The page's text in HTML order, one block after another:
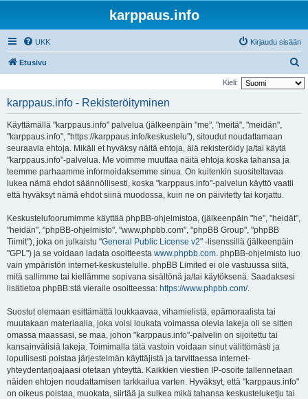
karppaus.info
UKK Kirjaudu sisään
Etusivu
t
Kieli:
karppaus.info - Rekisteröityminen
Käyttämällä "karppaus.info" palvelua (jälkeenpäin "me", "meitä", "meidän",
"karppaus.info", "https://karppaus.info/keskustelu"), sitoudut noudattamaan
seuraavia ehtoja. Mikäli et hyväksy näitä ehtoja, älä rekisteröidy ja/tai käytä
"karppaus.info"-palvelua. Me voimme muuttaa näitä ehtoja koska tahansa ja
teemme parhaamme informoidaksemme sinua. On kuitenkin suositeltavaa
lukea nämä ehdot säännöllisesti, koska "karppaus.info"-palvelun käyttö vaatii
että hyväksyt nämä ehdot siinä muodossa, kuin ne on päivitetty tai korjattu.
Keskustelufoorumimme käyttää phpBB-ohjelmistoa, (jälkeenpäin "he", "heidät",
"heidän", "phpBB-ohjelmisto", "www.phpbb.com", "phpBB Group", "phpBB
Tiimit"), joka on julkaistu "General Public License v2" -lisenssillä (jälkeenpäin
"GPL") ja se voidaan ladata osoitteesta www.phpbb.com. phpBB-ohjelmisto luo
vain ympäristön internet-keskustelulle. phpBB Limited ei ole vastuussa siitä,
mitä sallimme tai kiellämme sopivana sisältönä ja/tai käytöksenä. Saadaksesi
lisätietoa phpBB:stä vieraile osoitteessa: https://www.phpbb.com/.
Suostut olemaan esittämättä loukkaavaa, vihamielistä, epämoraalista tai
muutakaan materiaalia, joka voisi loukata voimassa olevia lakeja oli se sitten
omassa maassasi, se maa, johon "karppaus.info"-palvelin on sijoitettu tai
kansainvälisiä lakeja. Toimimalla tätä vastoin voidaan sinut välittömästi ja
lopullisesti poistaa järjestelmän käyttäjistä ja tarvittaessa internet-
yhteydentarjoajaasi otetaan yhteyttä. Kaikkien viestien IP-osoite tallennetaan
näiden ehtojen noudattamisen tarkkailua varten. Hyväksyt, että "karppaus.info"
on oikeus poistaa, muokata, siirtää ja sulkea mikä tahansa keskusteluketju tai